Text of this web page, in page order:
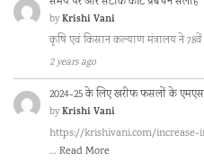
byKrishi Vani
कृषि एवं किसान कल्याण मंत्रालय ने
2 years ago
2024-25 के लिए खरीफ फसलों के
byKrishi Vani
https://krishivani.com/
… Read More